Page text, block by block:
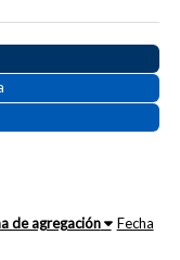
de agregación Fecha